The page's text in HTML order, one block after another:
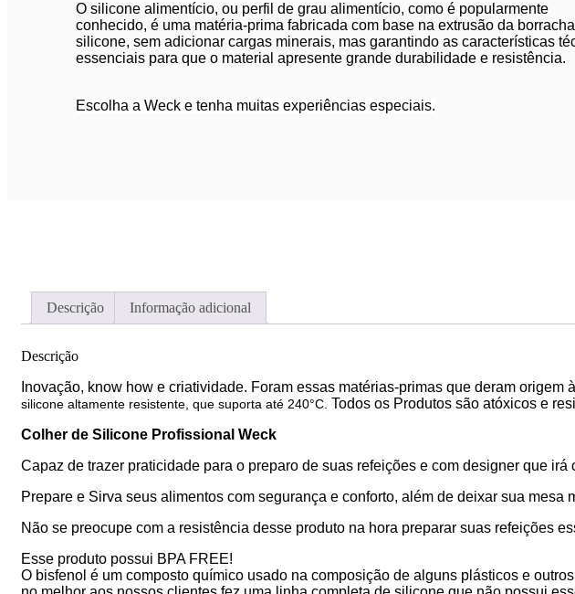
O silicone alimentício, ou perfil de grau alimentício, como é popularmente
conhecido, é uma matéria-prima fabricada com base na extrusão da
silicone, sem adicionar cargas minerais, mas garantindo as características
essenciais para que o material apresente grande durabilidade e resistência.
Escolha a Weck e tenha muitas experiências especiais.
Descrição Informação adicional
Descrição
Inovação, know how e criatividade. Foram essas matérias-primas que deram origem
silicone altamente resistente, que suporta até 240°C. Todos os Produtos são atóxicos e
Colher de Silicone Profissional Weck
Capaz de trazer praticidade para o preparo de suas refeições e com designer que irá
Prepare e Sirva seus alimentos com segurança e conforto, além de deixar sua
Não se preocupe com a resistência desse produto na hora preparar suas refeições
Esse produto possui BPA FREE!
O bisfenol é um composto químico usado na composição de alguns plásticos e